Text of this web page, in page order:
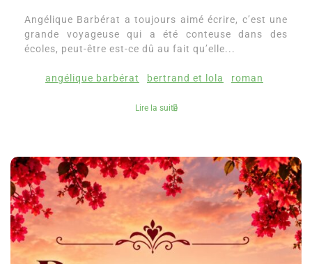
Angélique Barbérat a toujours aimé écrire, c’est une
grande voyageuse qui a été conteuse dans des
écoles, peut-être est-ce dû au fait qu’elle...
angélique barbérat bertrand et lola roman
Lire la suite